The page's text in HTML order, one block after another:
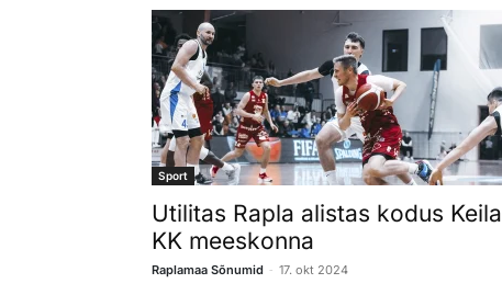
Sport
Utilitas Rapla alistas kodus Keila
KK meeskonna
Raplamaa Sõnumid - 17. okt 2024